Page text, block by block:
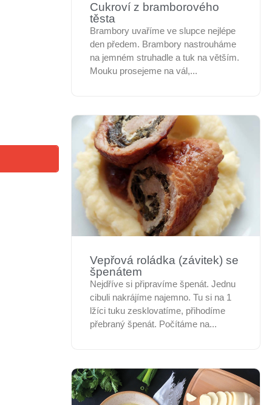
Cukroví z bramborového
těsta
Brambory uvaříme ve slupce nejlépe
den předem. Brambory nastrouháme
na jemném struhadle a tuk na větším.
Mouku prosejeme na vál,...
Vepřová roládka (závitek) se
špenátem
Nejdříve si připravíme špenát. Jednu
cibuli nakrájíme najemno. Tu si na 1
lžíci tuku zesklovatíme, přihodíme
přebraný špenát. Počítáme na...